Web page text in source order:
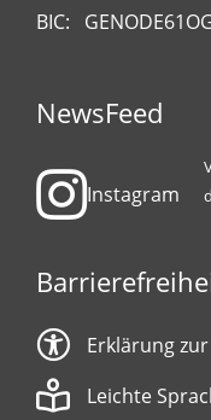
BIC:
NewsFeed
Instagram
Erklärung
Leichte